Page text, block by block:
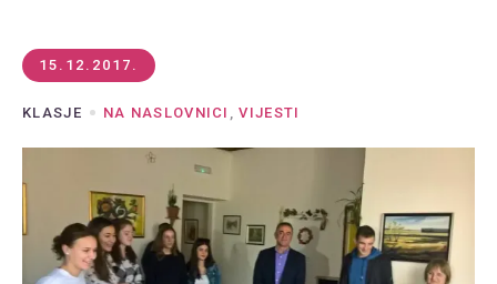
15.12.2017.
KLASJE NA NASLOVNICI ,VIJESTI